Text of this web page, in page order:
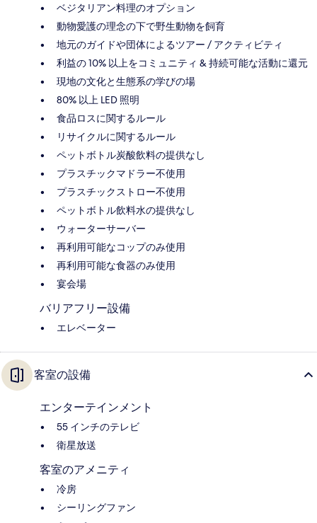
ベジタリアン料理のオプション
動物愛護の理念の下で野生動物を飼育
地元のガイドや団体によるツアー / アクティビティ
利益の 10% 以上をコミュニティ & 持続可能な活動に還元
現地の文化と生態系の学びの場
80% 以上 LED 照明
食品ロスに関するルール
リサイクルに関するルール
ペットボトル炭酸飲料の提供なし
プラスチックマドラー不使用
プラスチックストロー不使用
ペットボトル飲料水の提供なし
ウォーターサーバー
再利用可能なコップのみ使用
再利用可能な食器のみ使用
宴会場
バリアフリー設備
エレベーター
客室の設備
エンターテインメント
55 インチのテレビ
衛星放送
客室のアメニティ
冷房
シーリングファン